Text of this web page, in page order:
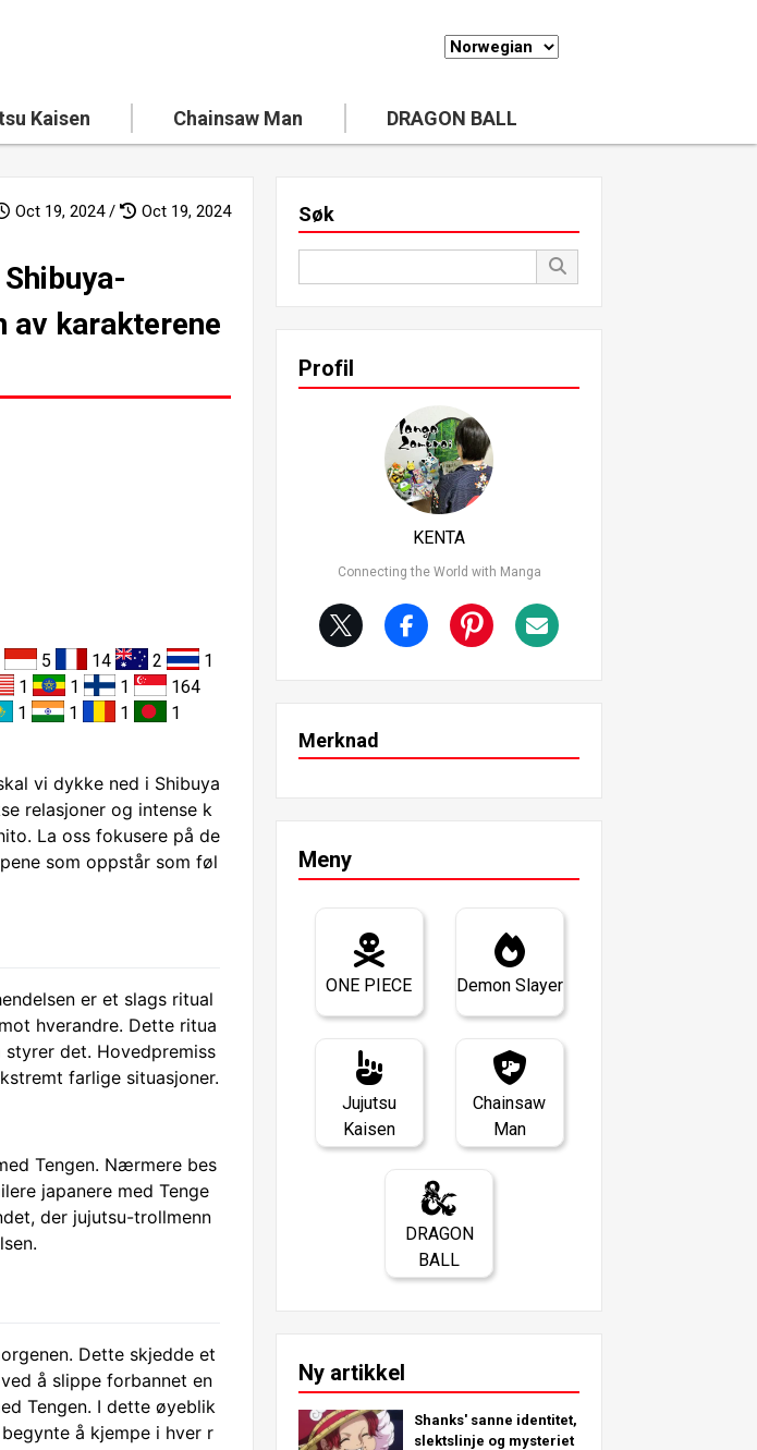
Kaisen Chainsaw Man DRAGON BALL
Oct 19, 2024 / Oct 19, 2024
av karakterene
5 14 2
1
1 1 1
164
1 1 1 1
vi dykke ned i Shibuya
relasjoner og intense k
La oss fokusere på de
som oppstår som føl
er et slags ritual
hverandre. Dette ritua
det. Hovedpremiss
farlige situasjoner.
Tengen. Nærmere bes
japanere med Tenge
der jujutsu-trollmenn
Dette skjedde et
å slippe forbannet en
Tengen. I dette øyeblik
å kjempe i hver r
Søk
Profil
KENTA
Connecting the World with Manga
Merknad
Meny
ONE PIECE Demon Slayer
Jujutsu
Kaisen
Chainsaw
Man
DRAGON
BALL
Ny artikkel
Shanks' sanne identitet,
slektslinje og mysteriet